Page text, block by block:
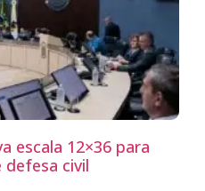
escala 12×36 para
civil